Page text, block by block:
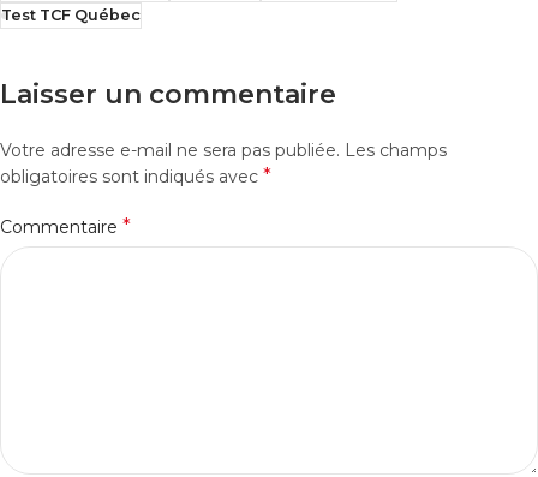
Test TCF Québec
Laisser un commentaire
Votre adresse e-mail ne sera pas publiée. Les champs
obligatoires sont indiqués avec *
Commentaire *